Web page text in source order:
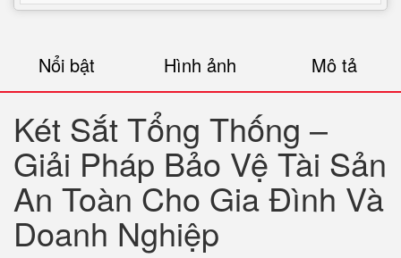
Nổi bật Hình ảnh Mô tả
Két Sắt Tổng Thống –
Giải Pháp Bảo Vệ Tài Sản
An Toàn Cho Gia Đình Và
Doanh Nghiệp